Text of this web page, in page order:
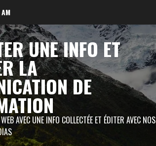
UNE INFO ET
LA
DE
AVEC UNE INFO COLLECTÉE ET ÉDITER AVEC NOS